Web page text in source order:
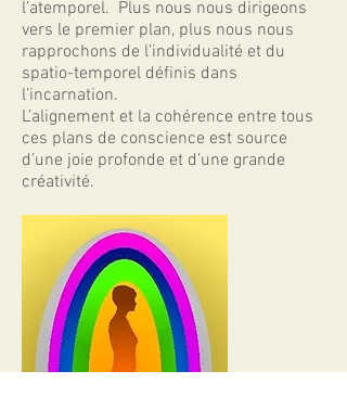
l’atemporel. Plus nous nous dirigeons
vers le premier plan, plus nous nous
rapprochons de l’individualité et du
spatio-temporel définis dans
l’incarnation.
L’alignement et la cohérence entre tous
ces plans de conscience est source
d’une joie profonde et d’une grande
créativité.